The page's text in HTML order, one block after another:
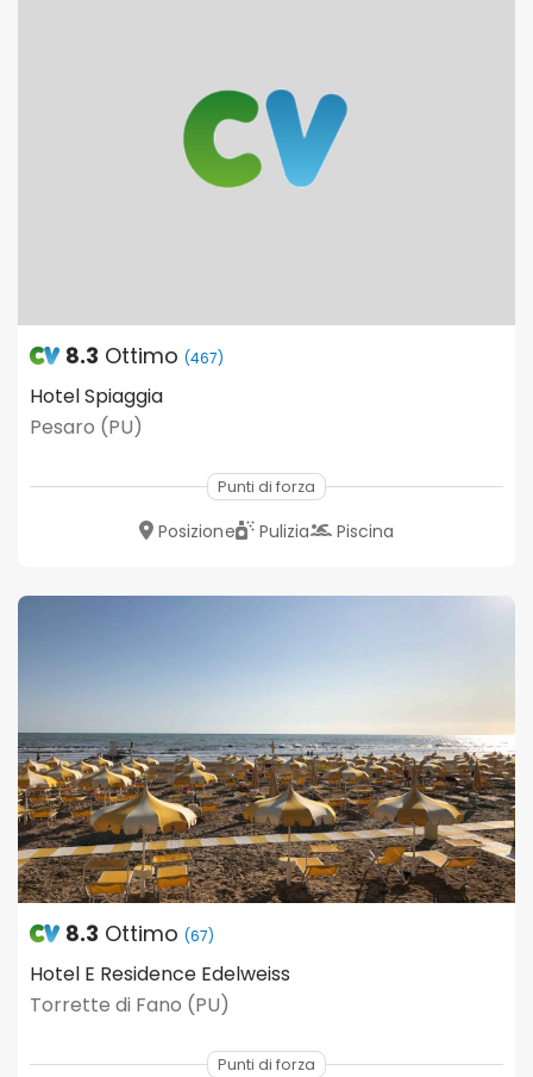
8.3 Ottimo (467)
Hotel Spiaggia
Pesaro (PU)
Punti di forza
Posizione Pulizia Piscina
8.3 Ottimo (67)
Hotel E Residence Edelweiss
Torrette di Fano (PU)
Punti di forza